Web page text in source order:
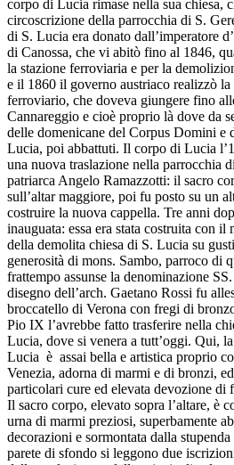
corpo di Lucia rimase nella sua chiesa,
circoscrizione della parrocchia di S.
di S. Lucia era donato dall’imperatore
di Canossa, che vi abitò fino al 1846,
la stazione ferroviaria e per la
e il 1860 il governo austriaco realizzò
ferroviario, che doveva giungere fino
Cannareggio e cioè proprio là dove da
delle domenicane del Corpus Domini e
Lucia, poi abbattuti. Il corpo di Lucia
una nuova traslazione nella parrocchia
patriarca Angelo Ramazzotti: il sacro
sull’altar maggiore, poi fu posto su un
costruire la nuova cappella. Tre anni
inauguata: essa era stata costruita con il
della demolita chiesa di S. Lucia su
generosità di mons. Sambo, parroco di
frattempo assunse la denominazione
disegno dell’arch. Gaetano Rossi fu
broccatello di Verona con fregi di
Pio IX l’avrebbe fatto trasferire nella
Lucia, dove si venera a tutt’oggi. Qui,
Lucia è assai bella e artistica proprio
Venezia, adorna di marmi e di bronzi,
particolari cure ed elevata devozione di
Il sacro corpo, elevato sopra l’altare, è
urna di marmi preziosi, superbamente
decorazioni e sormontata dalla
parete di sfondo si leggono due